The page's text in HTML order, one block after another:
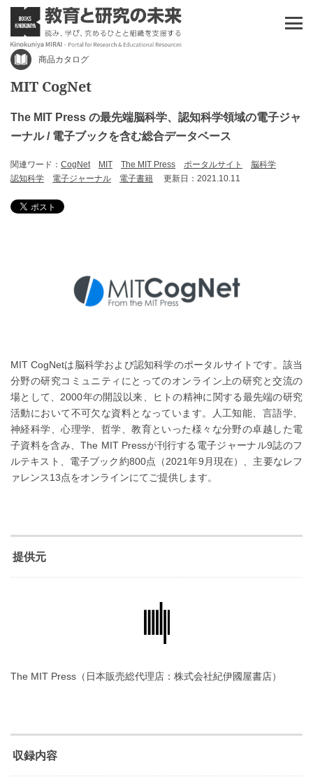
商品カタログ
MIT CogNet
The MIT Press の最先端脳科学、認知科学領域の電子ジャ
ーナル / 電子ブックを含む総合データベース
関連ワード： CogNet MIT The MIT Press ポータルサイト
脳科学
認知科学
電子ジャーナル 電子書籍 更新日：2021.10.11
MIT CogNetは脳科学および認知科学のポータルサイトです。該当
分野の研究コミュニティにとってのオンライン上の研究と交流の
場として、2000年の開設以来、ヒトの精神に関する最先端の研究
活動において不可欠な資料となっています。人工知能、言語学、
神経科学、心理学、哲学、教育といった様々な分野の卓越した電
子資料を含み、The MIT Pressが刊行する電子ジャーナル9誌のフ
ルテキスト、電子ブック約800点（2021年9月現在）、主要なレフ
ァレンス13点をオンラインにてご提供します。
提供元
The MIT Press（日本販売総代理店：株式会社紀伊國屋書店）
収録内容